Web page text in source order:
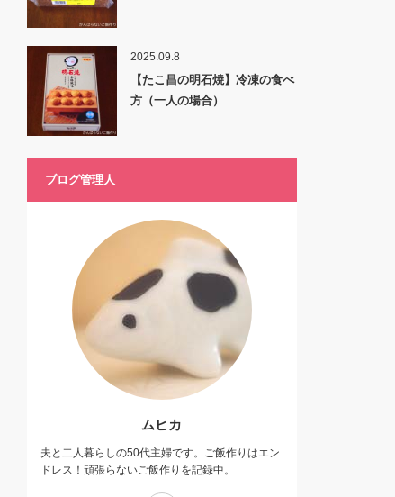
2025.09.8
【たこ昌の明石焼】冷凍の食べ
方（一人の場合）
ブログ管理人
ムヒカ
夫と二人暮らしの50代主婦です。ご飯作りはエン
ドレス！頑張らないご飯作りを記録中。